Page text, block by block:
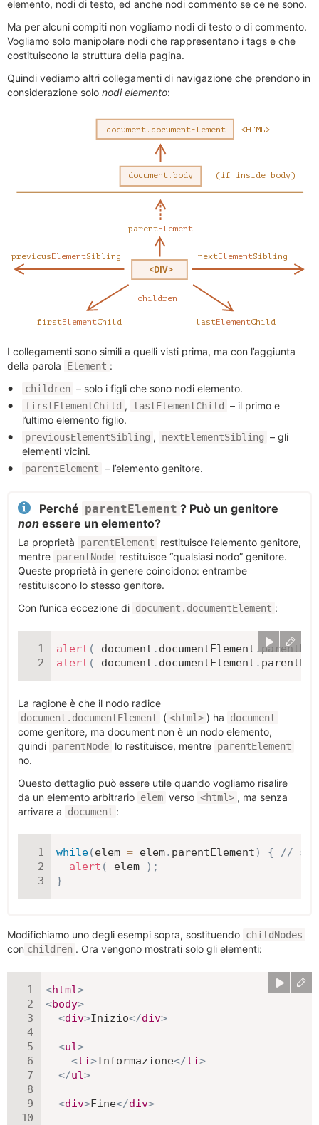
elemento, nodi di testo, ed anche nodi commento se ce ne sono.
Ma per alcuni compiti non vogliamo nodi di testo o di commento.
Vogliamo solo manipolare nodi che rappresentano i tags e che
costituiscono la struttura della pagina.
Quindi vediamo altri collegamenti di navigazione che prendono in
considerazione solo nodi elemento:
I collegamenti sono simili a quelli visti prima, ma con l’aggiunta
della parola
Element :
children – solo i figli che sono nodi elemento.
firstElementChild , lastElementChild
– il primo e
l’ultimo elemento figlio.
previousElementSibling , nextElementSibling – gli
elementi vicini.
parentElement – l’elemento genitore.
Perché parentElement ? Può un genitore
non essere un elemento?
La proprietà parentElement
restituisce l’elemento genitore,
mentre parentNode restituisce “qualsiasi nodo” genitore.
Queste proprietà in genere coincidono: entrambe
restituiscono lo stesso genitore.
Con l’unica eccezione di document.documentElement :
alert ( document . documentElement .
alert ( document . documentElement .
La ragione è che il nodo radice
document.documentElement ( <html> ) ha document
come genitore, ma document non è un nodo elemento,
quindi parentNode lo restituisce, mentre parentElement
no.
Questo dettaglio può essere utile quando vogliamo risalire
da un elemento arbitrario elem verso <html> , ma senza
arrivare a
document :
while(elem = elem. parentElement) {
// su,
alert ( elem ) ;
}
Modifichiamo uno degli esempi sopra, sostituendo childNodes
con children . Ora vengono mostrati solo gli elementi:
<html>
<body>
<div>Inizio</div>
<ul>
<li>Informazione</li>
</ul>
<div>Fine</div>